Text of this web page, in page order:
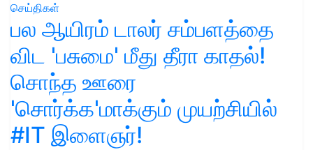
செய்திகள்
பல ஆயிரம் டாலர் சம்பளத்தை
விட 'பசுமை' மீது தீரா காதல்!
சொந்த ஊரை
'சொர்க்க'மாக்கும் முயற்சியில்
#IT இளைஞர்!